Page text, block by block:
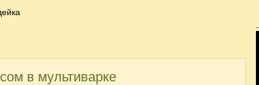
в мультиварке